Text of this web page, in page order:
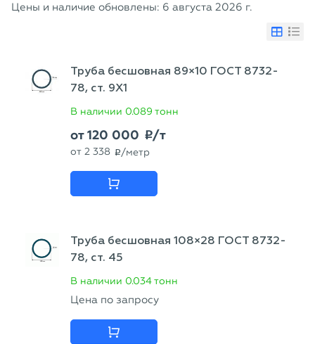
Цены и наличие обновлены: 6 августа 2026 г.
Труба бесшовная 89×10 ГОСТ 8732-
78, ст. 9Х1
В наличии 0.089 тонн
от120 000 p/т
от 2 338 p /метр
Труба бесшовная 108×28 ГОСТ 8732-
78, ст. 45
В наличии 0.034 тонн
Цена по запросу